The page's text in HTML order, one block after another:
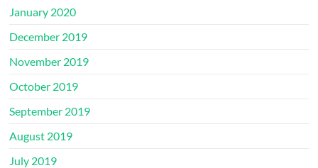
January 2020
December 2019
November 2019
October 2019
September 2019
August 2019
July 2019